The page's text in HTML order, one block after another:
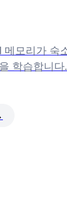
메모리가 숙
학습합니